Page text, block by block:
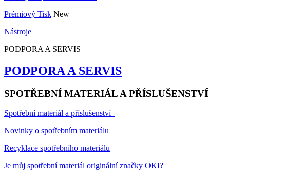
Prémiový Tisk New
Nástroje
PODPORA A SERVIS
PODPORA A SERVIS
SPOTŘEBNÍ MATERIÁL A PŘÍSLUŠENSTVÍ
Spotřební materiál a příslušenství
Novinky o spotřebním materiálu
Recyklace spotřebního materiálu
Je můj spotřební materiál originální značky OKI?